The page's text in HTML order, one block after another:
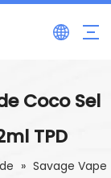
Coco Sel
TPD
» Savage Vape